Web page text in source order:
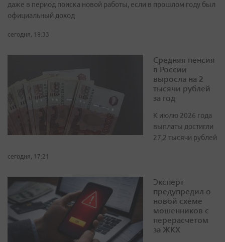
даже в период поиска новой работы, если в прошлом году был
официальный доход
сегодня, 18:33
Средняя пенсия
в России
выросла на 2
тысячи рублей
за год
К июлю 2026 года
выплаты достигли
27,2 тысячи рублей
сегодня, 17:21
Эксперт
предупредил о
новой схеме
мошенников с
перерасчетом
за ЖКХ